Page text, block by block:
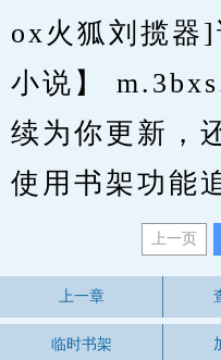
ox火狐刘揽器
小说】
续为你更新，
使用书架功能
上一页
上一章
临时书架